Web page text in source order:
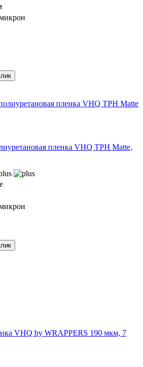
пленка VHQ TPH Matte,